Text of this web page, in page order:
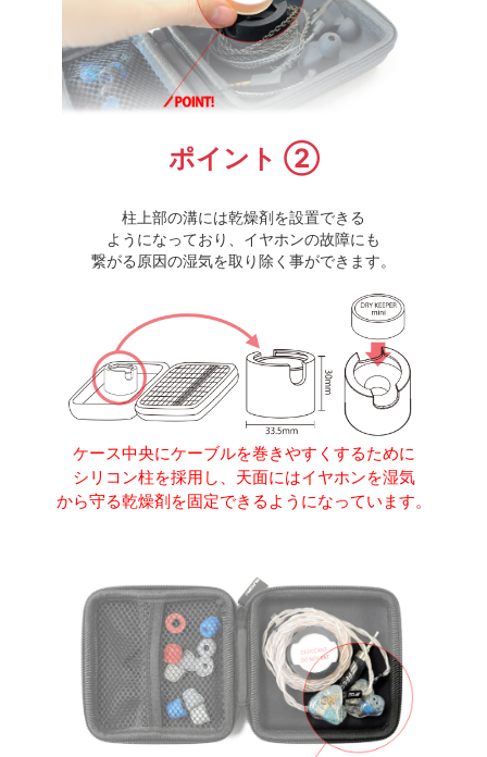
ポイント ②
柱上部の溝には乾燥剤を設置できる
ようになっており、イヤホンの故障にも
繋がる原因の湿気を取り除く事ができます。
ケース中央にケーブルを巻きやすくするために
シリコン柱を採用し、天面にはイヤホンを湿気
から守る乾燥剤を固定できるようになっています。